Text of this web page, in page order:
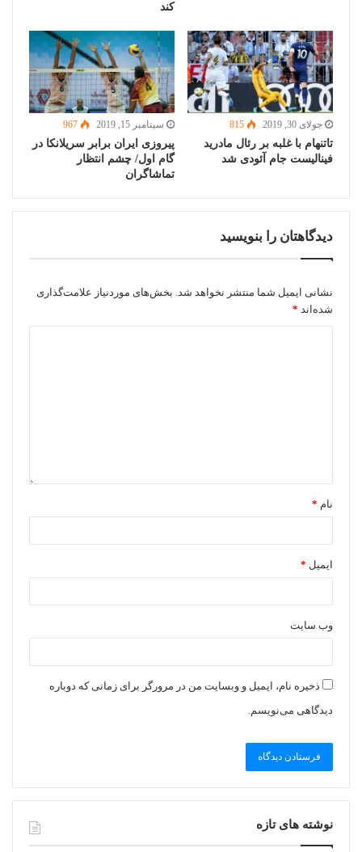
کند
جولای 30, 2019 815
تاتنهام با غلبه بر رئال مادرید
فینالیست جام آئودی شد
سپتامبر 15, 2019 967
پیروزی ایران برابر سریلانکا در
گام اول/ چشم انتظار
تماشاگران
دیدگاهتان را بنویسید
نشانی ایمیل شما منتشر نخواهد شد. بخش‌های موردنیاز علامت‌گذاری
شده‌اند *
نام *
ایمیل *
وب‌ سایت
ذخیره نام، ایمیل و وبسایت من در مرورگر برای زمانی که دوباره
دیدگاهی می‌نویسم.
نوشته های تازه